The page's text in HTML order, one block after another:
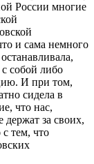
России многие
и сама немного
собой либо
И при том,
сидела в
что нас,
держат за своих,
тем, что